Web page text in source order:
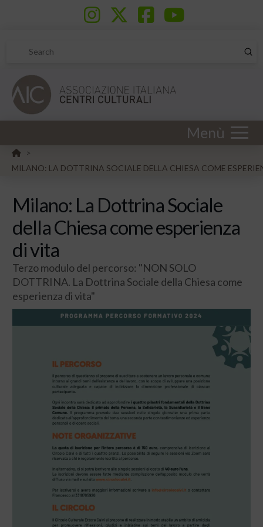
Search
Menù
HOME
>
MILANO: LA DOTTRINA SOCIALE DELLA CHIESA COME
Milano: La Dottrina Sociale
della Chiesa come esperienza
di vita
Terzo modulo del percorso: "NON SOLO
DOTTRINA. La Dottrina Sociale della Chiesa come
esperienza di vita"